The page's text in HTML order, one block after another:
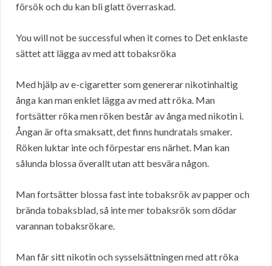
försök och du kan bli glatt överraskad.
You will not be successful when it comes to Det enklaste
sättet att lägga av med att tobaksröka
Med hjälp av e-cigaretter som genererar nikotinhaltig
ånga kan man enklet lägga av med att röka. Man
fortsätter röka men röken består av ånga med nikotin i.
Ångan är ofta smaksatt, det finns hundratals smaker.
Röken luktar inte och förpestar ens närhet. Man kan
sålunda blossa överallt utan att besvära någon.
Man fortsätter blossa fast inte tobaksrök av papper och
brända tobaksblad, så inte mer tobaksrök som dödar
varannan tobaksrökare.
Man får sitt nikotin och sysselsättningen med att röka